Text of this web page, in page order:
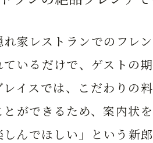
家レストランでのフレ
いるだけで、ゲストの
レイスでは、こだわりの
ができるため、案内状
しんでほしい」という新